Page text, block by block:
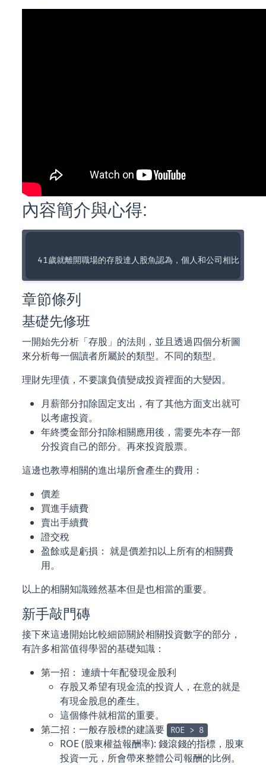
內容簡介與心得:
章節條列
基礎先修班
一開始先分析「存股」的法則，並且透過四個分析圖
來分析每一個讀者所屬於的類型。不同的類型。
理財先理債，不要讓負債變成投資裡面的大變因。
月薪部分扣除固定支出，有了其他方面支出就可
以考慮投資。
年終獎金部分扣除相關應用後，需要先本存一部
分投資自己的部分。再來投資股票。
這邊也教導相關的進出場所會產生的費用：
價差
買進手續費
賣出手續費
證交稅
盈餘或是虧損： 就是價差扣以上所有的相關費
用。
以上的相關知識雖然基本但是也相當的重要。
新手敲門磚
接下來這邊開始比較細節關於相關投資數字的部分，
有許多相當值得學習的基礎知識：
第一招： 連續十年配發現金股利
存股又希望有現金流的投資人，在意的就是
有現金股息的產生。
這個條件就相當的重要。
第二招：一般存股標的建議要
ROE > 8
ROE (股東權益報酬率): 錢滾錢的指標，股東
投資一元，所會帶來整體公司報酬的比例。